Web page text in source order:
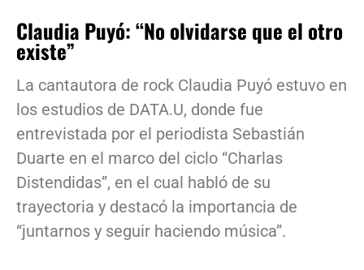
Claudia Puyó: “No olvidarse que el otro
existe”
La cantautora de rock Claudia Puyó estuvo en
los estudios de DATA.U, donde fue
entrevistada por el periodista Sebastián
Duarte en el marco del ciclo “Charlas
Distendidas”, en el cual habló de su
trayectoria y destacó la importancia de
“juntarnos y seguir haciendo música”.